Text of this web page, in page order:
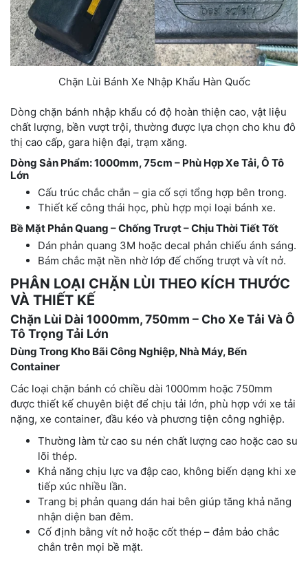
Chặn Lùi Bánh Xe Nhập Khẩu Hàn Quốc
Dòng chặn bánh nhập khẩu có độ hoàn thiện cao, vật liệu
chất lượng, bền vượt trội, thường được lựa chọn cho khu đô
thị cao cấp, gara hiện đại, trạm xăng.
Dòng Sản Phẩm: 1000mm, 75cm – Phù Hợp Xe Tải, Ô Tô
Lớn
Cấu trúc chắc chắn – gia cố sợi tổng hợp bên trong.
Thiết kế công thái học, phù hợp mọi loại bánh xe.
Bề Mặt Phản Quang – Chống Trượt – Chịu Thời Tiết Tốt
Dán phản quang 3M hoặc decal phản chiếu ánh sáng.
Bám chắc mặt nền nhờ lớp đế chống trượt và vít nở.
PHÂN LOẠI CHẶN LÙI THEO KÍCH THƯỚC
VÀ THIẾT KẾ
Chặn Lùi Dài 1000mm, 750mm – Cho Xe Tải Và Ô
Tô Trọng Tải Lớn
Dùng Trong Kho Bãi Công Nghiệp, Nhà Máy, Bến
Container
Các loại chặn bánh có chiều dài 1000mm hoặc 750mm
được thiết kế chuyên biệt để chịu tải lớn, phù hợp với xe tải
nặng, xe container, đầu kéo và phương tiện công nghiệp.
Thường làm từ cao su nén chất lượng cao hoặc cao su
lõi thép.
Khả năng chịu lực va đập cao, không biến dạng khi xe
tiếp xúc nhiều lần.
Trang bị phản quang dán hai bên giúp tăng khả năng
nhận diện ban đêm.
Cố định bằng vít nở hoặc cốt thép – đảm bảo chắc
chắn trên mọi bề mặt.